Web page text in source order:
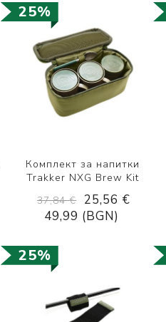
25%
Комплект за напитки
Trakker NXG Brew Kit
37,84 €
25,56 €
49,99 (BGN)
25%